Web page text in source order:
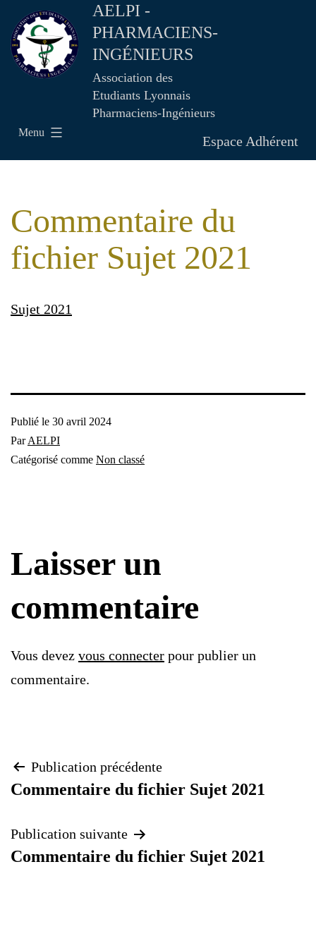
AELPI -
PHARMACIENS-
INGÉNIEURS
Association des
Etudiants Lyonnais
Pharmaciens-Ingénieurs
Menu
Espace Adhérent
Commentaire du
fichier Sujet 2021
Sujet 2021
Publié le 30 avril 2024
ParAELPI
Catégorisé comme Non classé
Laisser un
commentaire
Vous devez vous connecter pour publier un
commentaire.
Navigation
de
l’article
Publication précédente
Commentaire du fichier Sujet 2021
Publication suivante
Commentaire du fichier Sujet 2021